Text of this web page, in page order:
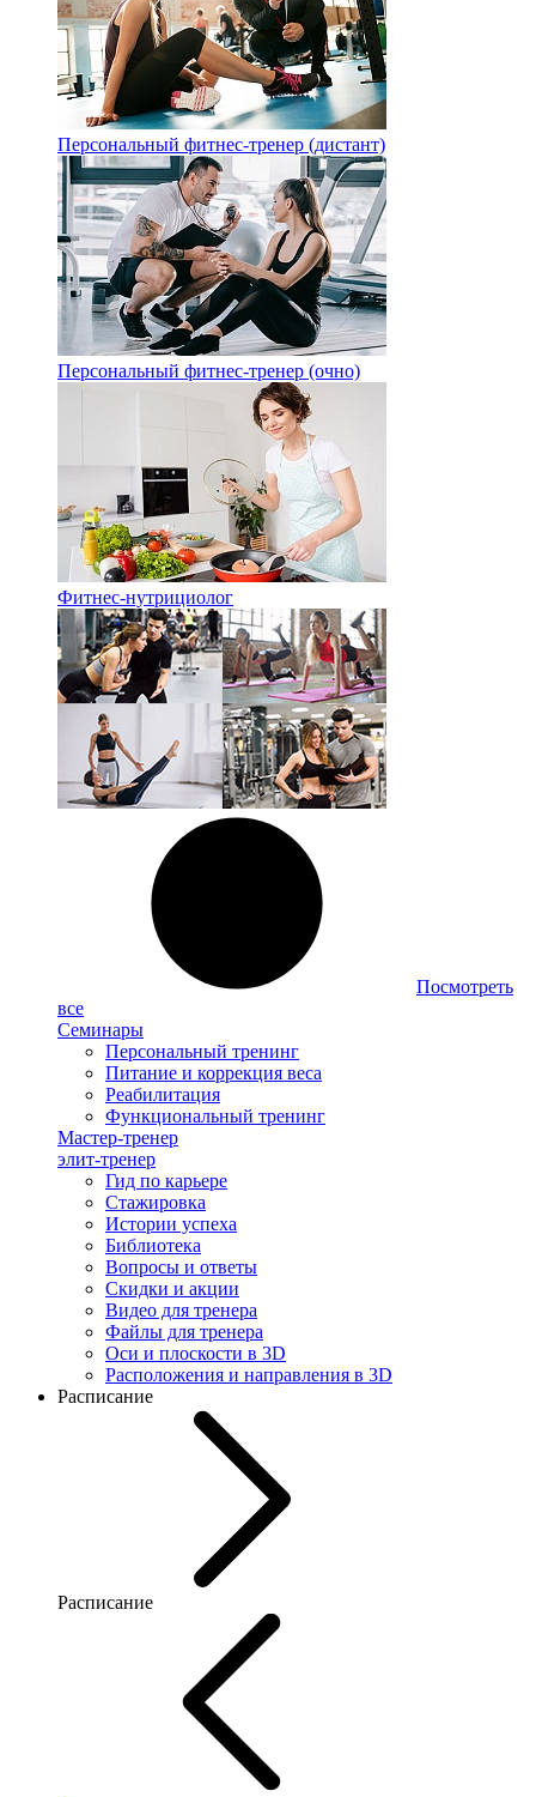
Персональный фитнес-тренер (дистант)
Персональный фитнес-тренер (очно)
Фитнес-нутрициолог
Посмотреть
все
Семинары
Персональный тренинг
Питание и коррекция веса
Реабилитация
Функциональный тренинг
Мастер-тренер
элит-тренер
Гид по карьере
Стажировка
Истории успеха
Библиотека
Вопросы и ответы
Скидки и акции
Видео для тренера
Файлы для тренера
Оси и плоскости в 3D
Расположения и направления в 3D
Расписание
Расписание